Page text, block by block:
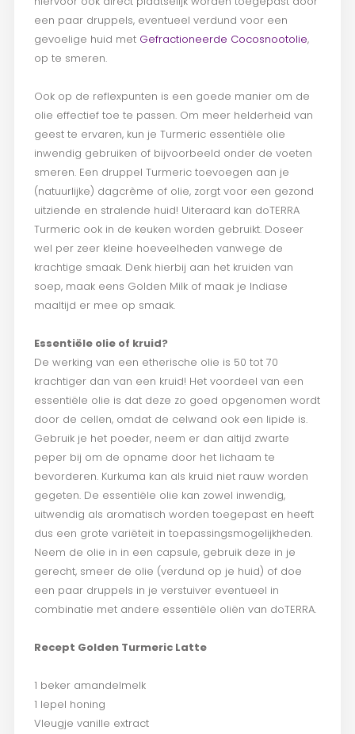
een paar druppels, eventueel verdund voor een
gevoelige huid met Gefractioneerde Cocosnootolie,
op te smeren.
Ook op de reflexpunten is een goede manier om de
olie effectief toe te passen. Om meer helderheid van
geest te ervaren, kun je Turmeric essentiële olie
inwendig gebruiken of bijvoorbeeld onder de voeten
smeren. Een druppel Turmeric toevoegen aan je
(natuurlijke) dagcrème of olie, zorgt voor een gezond
uitziende en stralende huid! Uiteraard kan doTERRA
Turmeric ook in de keuken worden gebruikt. Doseer
wel per zeer kleine hoeveelheden vanwege de
krachtige smaak. Denk hierbij aan het kruiden van
soep, maak eens Golden Milk of maak je Indiase
maaltijd er mee op smaak.
Essentiële olie of kruid?
De werking van een etherische olie is 50 tot 70
krachtiger dan van een kruid! Het voordeel van een
essentiële olie is dat deze zo goed opgenomen wordt
door de cellen, omdat de celwand ook een lipide is.
Gebruik je het poeder, neem er dan altijd zwarte
peper bij om de opname door het lichaam te
bevorderen. Kurkuma kan als kruid niet rauw worden
gegeten. De essentiële olie kan zowel inwendig,
uitwendig als aromatisch worden toegepast en heeft
dus een grote variëteit in toepassingsmogelijkheden.
Neem de olie in in een capsule, gebruik deze in je
gerecht, smeer de olie (verdund op je huid) of doe
een paar druppels in je verstuiver eventueel in
combinatie met andere essentiële oliën van doTERRA.
Recept Golden Turmeric Latte
1 beker amandelmelk
1 lepel honing
Vleugje vanille extract